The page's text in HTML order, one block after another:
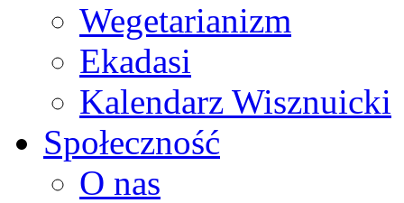
Wegetarianizm
Ekadasi
Kalendarz Wisznuicki
Społeczność
O nas